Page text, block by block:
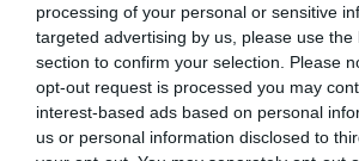
processing of your personal or sensitive
targeted advertising by us, please use the
section to confirm your selection. Please
opt-out request is processed you may
interest-based ads based on personal
us or personal information disclosed to